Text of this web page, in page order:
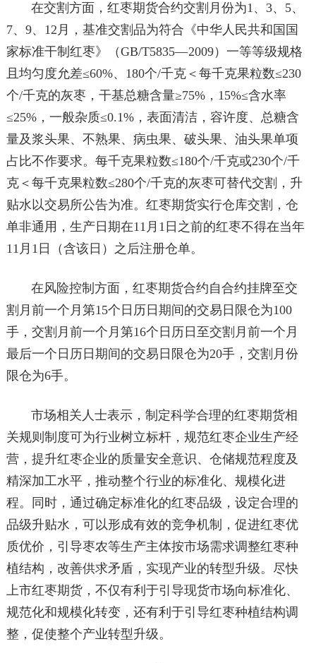
在交割方面，红枣期货合约交割月份为1、3、5、
7、9、12月，基准交割品为符合《中华人民共和国国
家标准干制红枣》（GB/T5835—2009）一等等级规格
且均匀度允差≤60%、180个/千克＜每千克果粒数≤230
个/千克的灰枣，干基总糖含量≥75%，15%≤含水率
≤25%，一般杂质≤0.1%，表面清洁，容许度、总糖含
量及浆头果、不熟果、病虫果、破头果、油头果单项
占比不作要求。每千克果粒数≤180个/千克或230个/千
克＜每千克果粒数≤280个/千克的灰枣可替代交割，升
贴水以交易所公告为准。红枣期货实行仓库交割，仓
单非通用，生产日期在11月1日之前的红枣不得在当年
11月1日（含该日）之后注册仓单。
在风险控制方面，红枣期货合约自合约挂牌至交
割月前一个月第15个日历日期间的交易日限仓为100
手，交割月前一个月第16个日历日至交割月前一个月
最后一个日历日期间的交易日限仓为20手，交割月份
限仓为6手。
市场相关人士表示，制定科学合理的红枣期货相
关规则制度可为行业树立标杆，规范红枣企业生产经
营，提升红枣企业的质量安全意识、仓储规范程度及
精深加工水平，推动整个行业的标准化、规模化进
程。同时，通过确定标准化的红枣品级，设定合理的
品级升贴水，可以形成有效的竞争机制，促进红枣优
质优价，引导枣农等生产主体按市场需求调整红枣种
植结构，改善供求矛盾，实现产业的转型升级。尽快
上市红枣期货，不仅有利于引导现货市场向标准化、
规范化和规模化转变，还有利于引导红枣种植结构调
整，促使整个产业转型升级。